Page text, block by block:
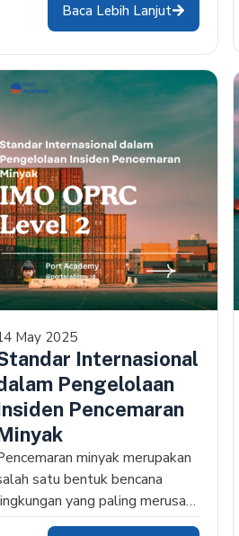
Baca Lebih Lanjut
May 2025
Internasional
Pengelolaan
Pencemaran
minyak merupakan
satu bentuk bencana
yang paling merusak
sulit ditangani. Tak…